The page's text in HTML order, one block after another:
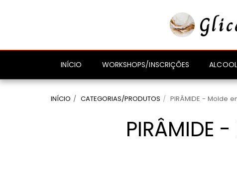
INÍCIO WORKSHOPS/INSCRIÇÕES
INÍCIO CATEGORIAS/PRODUTOS PIRÂMIDE - Molde
PIRÂMIDE -